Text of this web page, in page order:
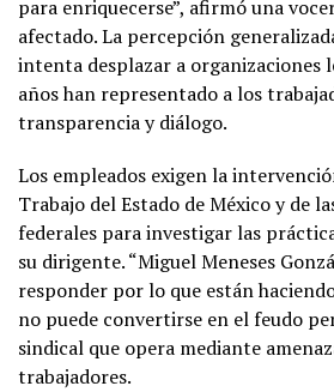
para enriquecerse”, afirmó una
afectado. La percepción
intenta desplazar a organizaciones
años han representado a los
transparencia y diálogo.
Los empleados exigen la
Trabajo del Estado de México y de
federales para investigar las
su dirigente. “Miguel Meneses
responder por lo que están
no puede convertirse en el feudo
sindical que opera mediante
trabajadores.